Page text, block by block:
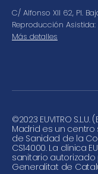
C/ Alfonso XII 62, Pl.
Reproducción
Más detalles
©2023 EUVITRO
Madrid es un
de Sanidad de la
CS14000. La clínica
sanitario
Generalitat de